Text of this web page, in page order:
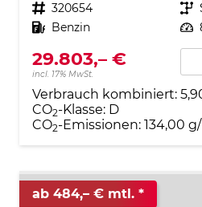
Fahrzeugnr. 320654 Getriebe
Kraftstoff Benzin Leistung
29.803,– €
incl. 17% MwSt.
Verbrauch kombiniert:
CO2-Klasse: D
CO2-Emissionen: 134,00
ab 484,– € mtl.